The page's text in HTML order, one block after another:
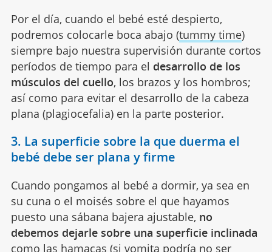
Por el día, cuando el bebé esté despierto,
podremos colocarle boca abajo (tummy time)
siempre bajo nuestra supervisión durante cortos
períodos de tiempo para el desarrollo de los
músculos del cuello, los brazos y los hombros;
así como para evitar el desarrollo de la cabeza
plana (plagiocefalia) en la parte posterior.
3. La superficie sobre la que duerma el
bebé debe ser plana y firme
Cuando pongamos al bebé a dormir, ya sea en
su cuna o el moisés sobre el que hayamos
puesto una sábana bajera ajustable, no
debemos dejarle sobre una superficie inclinada
como las hamacas (si vomita podría no ser